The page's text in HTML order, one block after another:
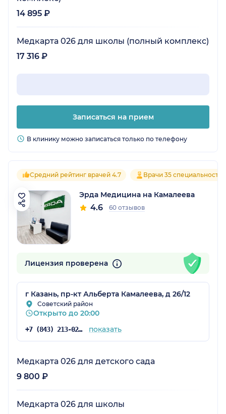
14 895 ₽
Медкарта 026 для школы (полный комплекс)
17 316 ₽
Записаться на прием
В клинику можно записаться только по телефону
Средний рейтинг врачей 4.7 Врачи 35 специальностей
Эрда Медицина на Камалеева
4.6 60 отзывов
Лицензия проверена
г Казань, пр-кт Альберта Камалеева, д 26/12
Советский район
Открыто до 20:00
+7 (843) 213-02-71 показать
Медкарта 026 для детского сада
9 800 ₽
Медкарта 026 для школы